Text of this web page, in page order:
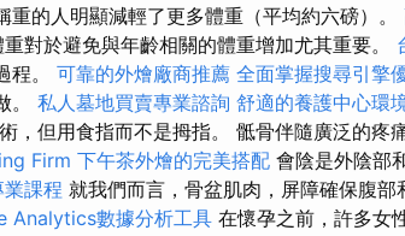
的人明顯減輕了更多體重（平均約六磅）。
對於避免與年齡相關的體重增加尤其重要。
程。 可靠的外燴廠商推薦 全面掌握搜尋引擎
。 私人墓地買賣專業諮詢 舒適的養護中心環
，但用食指而不是拇指。 骶骨伴隨廣泛的疼
Firm 下午茶外燴的完美搭配 會陰是外陰部
課程 就我們而言，骨盆肌肉，屏障確保腹部
Analytics數據分析工具 在懷孕之前，許多女